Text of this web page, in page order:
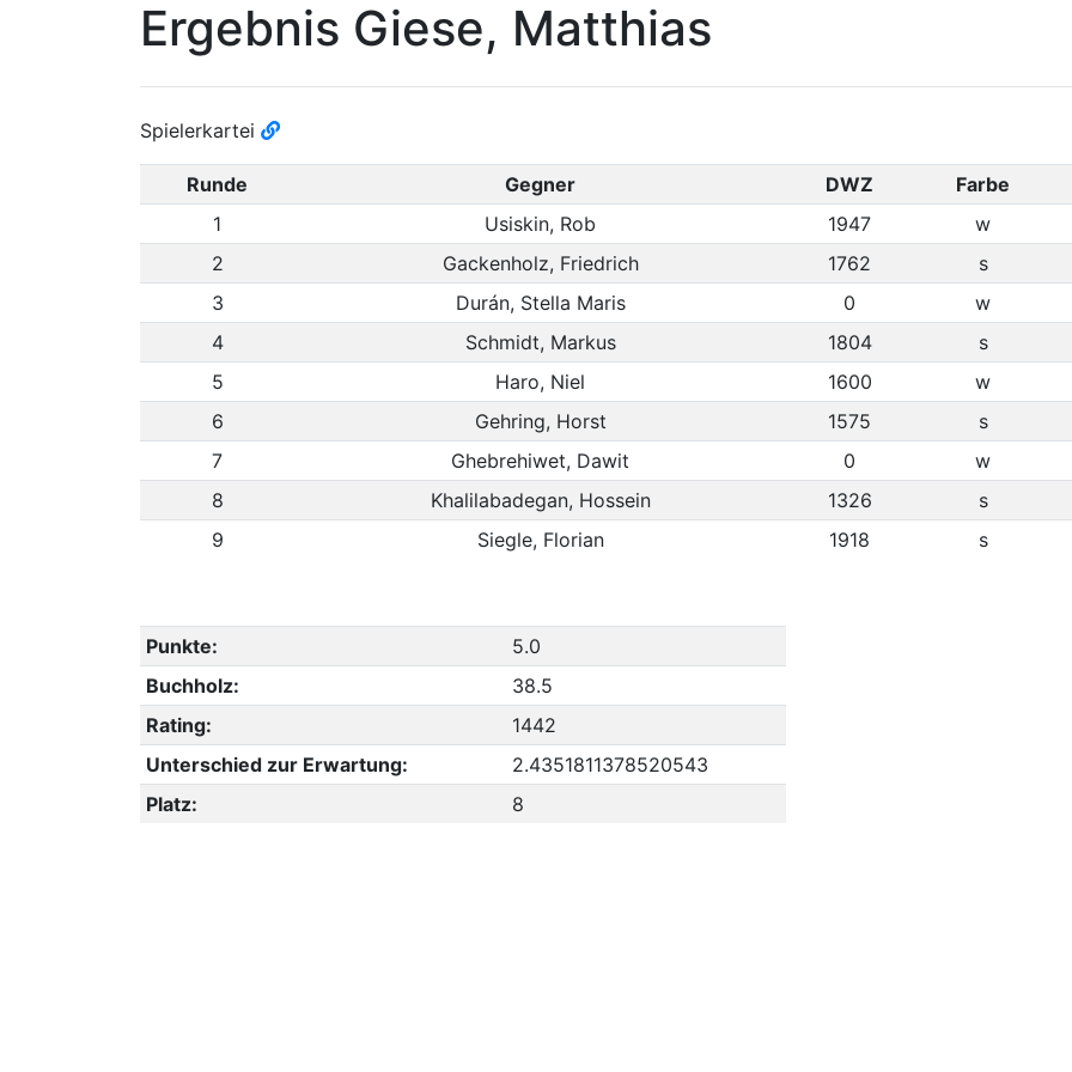
Ergebnis Giese, Matthias
Spielerkartei
Runde Gegner DWZ Farbe
1
Usiskin, Rob 1947 w
2
Gackenholz, Friedrich 1762 s
3
Durán, Stella Maris 0 w
4
Schmidt, Markus 1804 s
5
Haro, Niel 1600 w
6
Gehring, Horst 1575 s
7
Ghebrehiwet, Dawit 0 w
8
Khalilabadegan, Hossein 1326 s
9
Siegle, Florian 1918 s
Punkte:
5.0
Buchholz:
38.5
Rating:
1442
Unterschied zur Erwartung:
2.4351811378520543
Platz:
8